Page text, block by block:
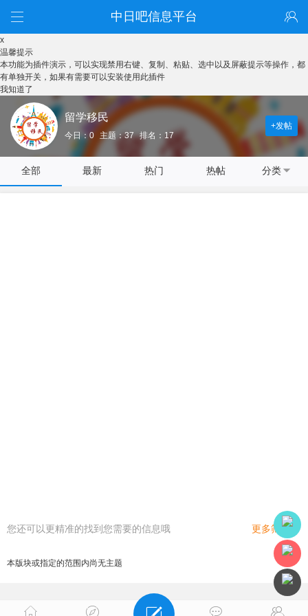
中日吧信息平台
x
温馨提示
本功能为插件演示，可以实现禁用右键、复制、粘贴、选中以及屏蔽提示等操作，都
有单独开关，如果有需要可以安装使用此插件
我知道了
留学移民
今日：0 主题：37 排名：17
+发帖
全部 最新 热门 热帖 分类
您还可以更精准的找到您需要的信息哦 更多筛选
本版块或指定的范围内尚无主题